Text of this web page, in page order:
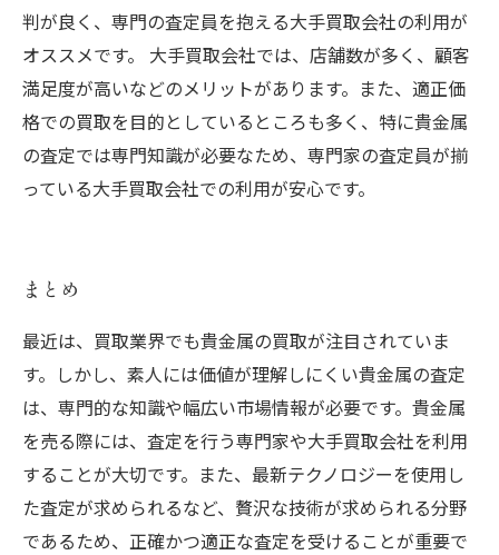
判が良く、専門の査定員を抱える大手買取会社の利用が
オススメです。 大手買取会社では、店舗数が多く、顧客
満足度が高いなどのメリットがあります。また、適正価
格での買取を目的としているところも多く、特に貴金属
の査定では専門知識が必要なため、専門家の査定員が揃
っている大手買取会社での利用が安心です。
まとめ
最近は、買取業界でも貴金属の買取が注目されていま
す。しかし、素人には価値が理解しにくい貴金属の査定
は、専門的な知識や幅広い市場情報が必要です。貴金属
を売る際には、査定を行う専門家や大手買取会社を利用
することが大切です。また、最新テクノロジーを使用し
た査定が求められるなど、贅沢な技術が求められる分野
であるため、正確かつ適正な査定を受けることが重要で